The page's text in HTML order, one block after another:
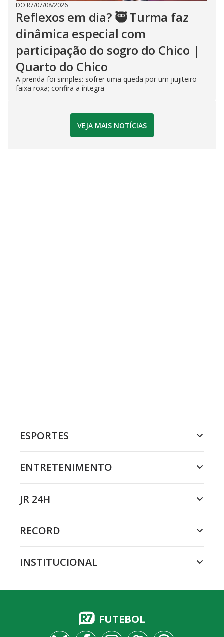
DO R7/07/08/2026
Reflexos em dia? 🥷 Turma faz
dinâmica especial com
participação do sogro do Chico |
Quarto do Chico
A prenda foi simples: sofrer uma queda por um jiujiteiro
faixa roxa; confira a íntegra
VEJA MAIS NOTÍCIAS
ESPORTES
ENTRETENIMENTO
JR 24H
RECORD
INSTITUCIONAL
FUTEBOL